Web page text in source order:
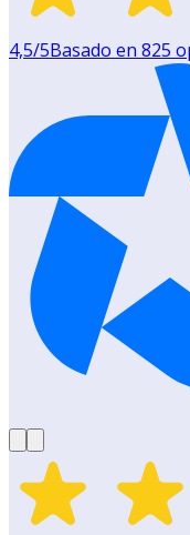
4,5/5Basado en 825